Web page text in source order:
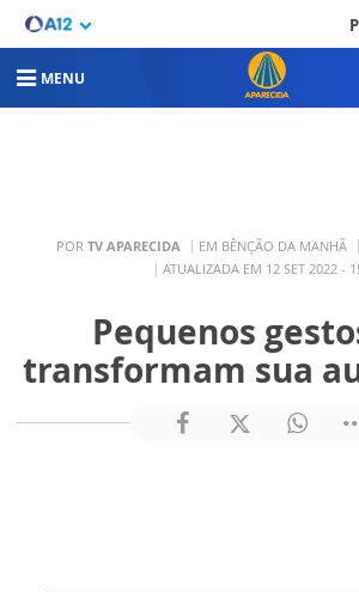
MENU
POR TV APARECIDA EM BÊNÇÃO DA MANHÃ
ATUALIZADA EM 12 SET 2022 -
Pequenos
transformam sua